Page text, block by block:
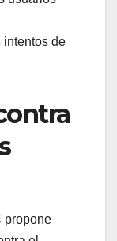
intentos de
propone